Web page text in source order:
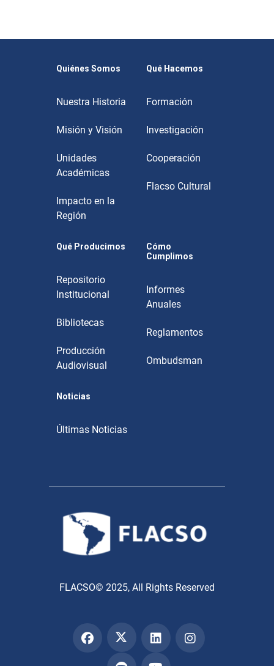
Quiénes Somos
Nuestra Historia
Misión y Visión
Unidades
Académicas
Impacto en la
Región
Qué Hacemos
Formación
Investigación
Cooperación
Flacso Cultural
Qué Producimos
Repositorio
Institucional
Bibliotecas
Producción
Audiovisual
Cómo
Cumplimos
Informes
Anuales
Reglamentos
Ombudsman
Noticias
Últimas Noticias
FLACSO© 2025, All Rights Reserved